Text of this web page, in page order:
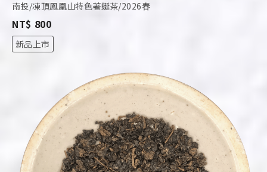
南投/凍頂鳳凰山特色著蜒茶/2026春
NT$ 800
新品上市